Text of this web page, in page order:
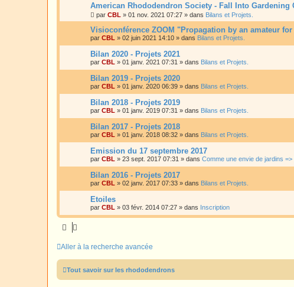
American Rhododendron Society - Fall Into Gardening
par CBL » 01 nov. 2021 07:27 » dans Bilans et Projets.
Visioconférence ZOOM "Propagation by an amateur
par CBL » 02 juin 2021 14:10 » dans Bilans et Projets.
Bilan 2020 - Projets 2021
par CBL » 01 janv. 2021 07:31 » dans Bilans et Projets.
Bilan 2019 - Projets 2020
par CBL » 01 janv. 2020 06:39 » dans Bilans et Projets.
Bilan 2018 - Projets 2019
par CBL » 01 janv. 2019 07:31 » dans Bilans et Projets.
Bilan 2017 - Projets 2018
par CBL » 01 janv. 2018 08:32 » dans Bilans et Projets.
Emission du 17 septembre 2017
par CBL » 23 sept. 2017 07:31 » dans Comme une envie de jardins =>
Bilan 2016 - Projets 2017
par CBL » 02 janv. 2017 07:33 » dans Bilans et Projets.
Etoiles
par CBL » 03 févr. 2014 07:27 » dans Inscription
Aller à la recherche avancée
Tout savoir sur les rhododendrons